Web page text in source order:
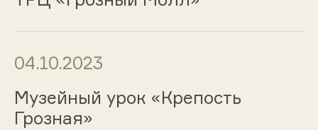
04.10.2023
Музейный урок «Крепость
Грозная»